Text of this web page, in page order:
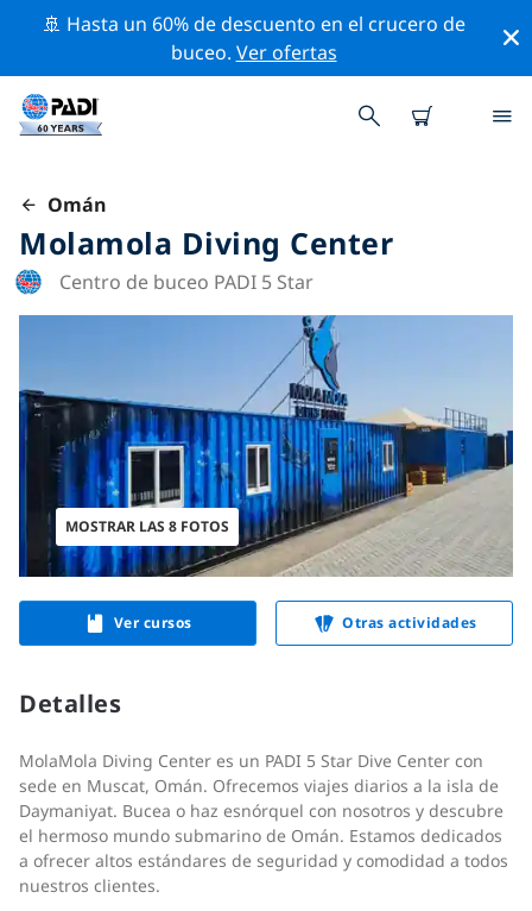
🚢 Hasta un 60% de descuento en el crucero de
buceo. Ver ofertas
Omán
Molamola Diving Center
Centro de buceo PADI 5 Star
MOSTRAR LAS 8 FOTOS
Ver cursos Otras actividades
Detalles
MolaMola Diving Center es un PADI 5 Star Dive Center con
sede en Muscat, Omán. Ofrecemos viajes diarios a la isla de
Daymaniyat. Bucea o haz esnórquel con nosotros y descubre
el hermoso mundo submarino de Omán. Estamos dedicados
a ofrecer altos estándares de seguridad y comodidad a todos
nuestros clientes.